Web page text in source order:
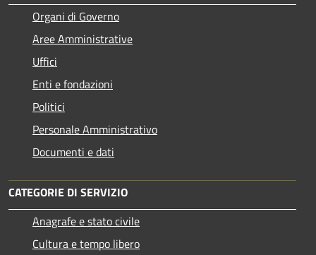
Organi di Governo
Aree Amministrative
Uffici
Enti e fondazioni
Politici
Personale Amministrativo
Documenti e dati
CATEGORIE DI SERVIZIO
Anagrafe e stato civile
Cultura e tempo libero